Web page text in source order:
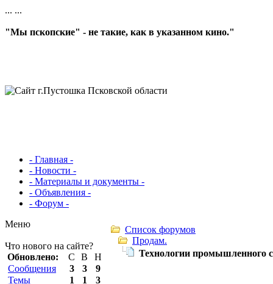
... ...
"Мы пскопские" - не такие, как в указанном кино."
- Главная -
- Новости -
- Материалы и документы -
- Объявления -
- Форум -
Меню
Что нового на сайте?
Обновлено:
С В
Н
Сообщения
3 3
9
Темы
1 1
3
Список форумов
Продам.
Технологии промышленного